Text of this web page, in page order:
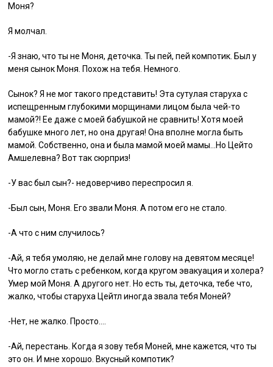
Моня?
Я молчал.
-Я знаю, что ты не Моня, деточка. Ты пей, пей компотик. Был у
меня сынок Моня. Похож на тебя. Немного.
Сынок? Я не мог такого представить! Эта сутулая старуха с
испещренным глубокими морщинами лицом была чей-то
мамой?! Ее даже с моей бабушкой не сравнить! Хотя моей
бабушке много лет, но она другая! Она вполне могла быть
мамой. Собственно, она и была мамой моей мамы…Но Цейто
Амшелевна? Вот так сюрприз!
-У вас был сын?- недоверчиво переспросил я.
-Был сын, Моня. Его звали Моня. А потом его не стало.
-А что с ним случилось?
-Ай, я тебя умоляю, не делай мне голову на девятом месяце!
Что могло стать с ребенком, когда кругом эвакуация и холера?
Умер мой Моня. А другого нет. Но есть ты, деточка, тебе что,
жалко, чтобы старуха Цейтл иногда звала тебя Моней?
-Нет, не жалко. Просто….
-Ай, перестань. Когда я зову тебя Моней, мне кажется, что ты
это он. И мне хорошо. Вкусный компотик?